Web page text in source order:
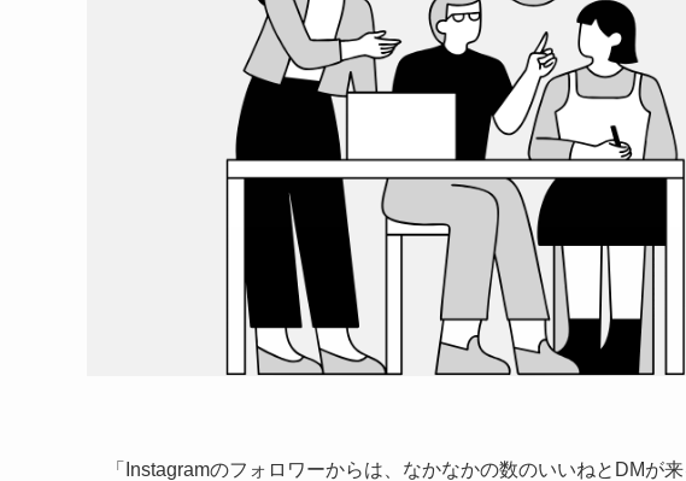
「Instagramのフォロワーからは、なかなかの数のいいねとDMが